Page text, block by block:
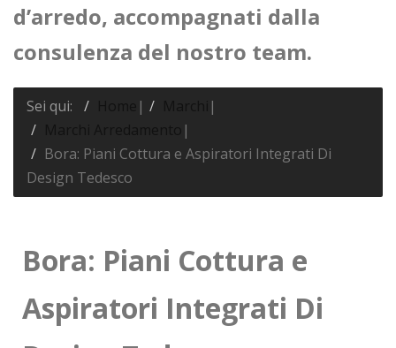
d’arredo, accompagnati dalla
consulenza del nostro team.
Sei qui: |
|
|
Bora: Piani Cottura e Aspiratori Integrati Di
Design Tedesco
Bora: Piani Cottura e
Aspiratori Integrati Di